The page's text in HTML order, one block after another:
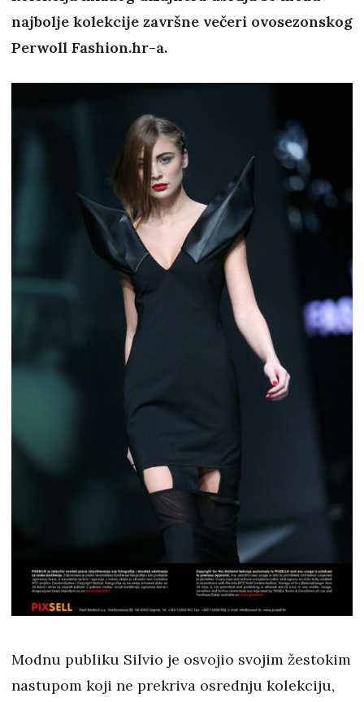
najbolje kolekcije završne večeri ovosezonskog
Perwoll Fashion.hr-a.
Modnu publiku Silvio je osvojio svojim žestokim
nastupom koji ne prekriva osrednju kolekciju,